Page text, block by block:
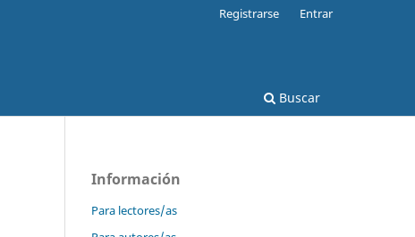
Buscar
Registrarse Entrar
Información
Para lectores/as